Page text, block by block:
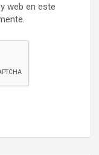
web en este